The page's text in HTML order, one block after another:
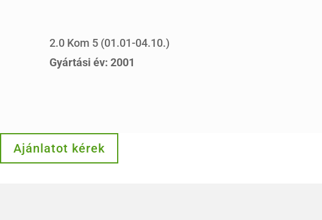
2.0 Kom 5 (01.01-04.10.)
Gyártási év: 2001
Ajánlatot kérek